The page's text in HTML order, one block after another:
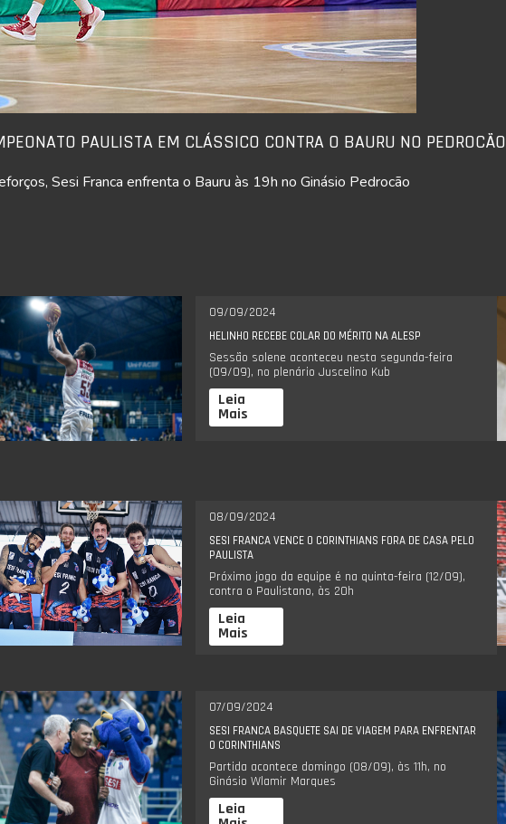
PAULISTA EM CLÁSSICO CONTRA O BAURU NO PEDROCÃO
Sesi Franca enfrenta o Bauru às 19h no Ginásio Pedrocão
09/09/2024
HELINHO RECEBE COLAR DO MÉRITO NA ALESP
Sessão solene aconteceu nesta segunda-feira
(09/09), no plenário Juscelino Kub
Leia
Mais
08/09/2024
SESI FRANCA VENCE O CORINTHIANS FORA DE CASA PELO
PAULISTA
Próximo jogo da equipe é na quinta-feira (12/09),
contra o Paulistano, às 20h
Leia
Mais
07/09/2024
SESI FRANCA BASQUETE SAI DE VIAGEM PARA ENFRENTAR
O CORINTHIANS
Partida acontece domingo (08/09), às 11h, no
Ginásio Wlamir Marques
Leia